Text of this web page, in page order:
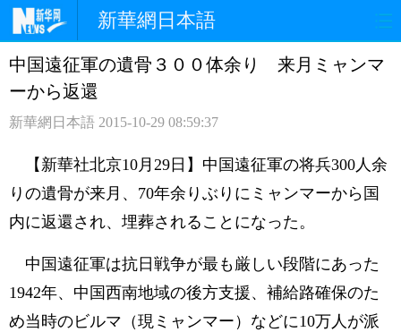
新華網日本語
ホームページ 政治 経済
観光 評論 写真
中日対訳
中国遠征軍の遺骨３００体余り 来月ミャンマ
ーから返還
新華網日本語 2015-10-29 08:59:37
【新華社北京10月29日】中国遠征軍の将兵300人余
りの遺骨が来月、70年余りぶりにミャンマーから国
内に返還され、埋葬されることになった。
中国遠征軍は抗日戦争が最も厳しい段階にあった
1942年、中国西南地域の後方支援、補給路確保のた
め当時のビルマ（現ミャンマー）などに10万人が派